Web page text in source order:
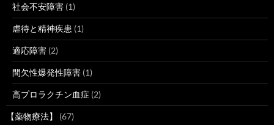
社会不安障害 (1)
虐待と精神疾患 (1)
適応障害 (2)
間欠性爆発性障害 (1)
高プロラクチン血症 (2)
【薬物療法】 (67)